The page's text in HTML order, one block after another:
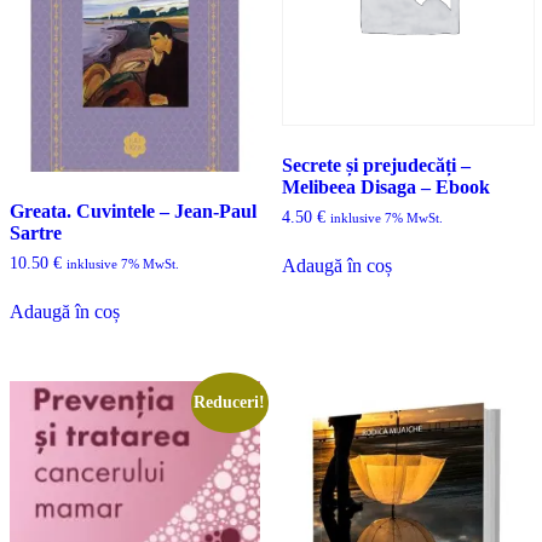
Greata. Cuvintele – Jean-Paul
Sartre
10.50 € inklusive 7% MwSt.
Adaugă în coș
Secrete și prejudecăți –
Melibeea Disaga – Ebook
4.50 € inklusive 7% MwSt.
Adaugă în coș
Reduceri!